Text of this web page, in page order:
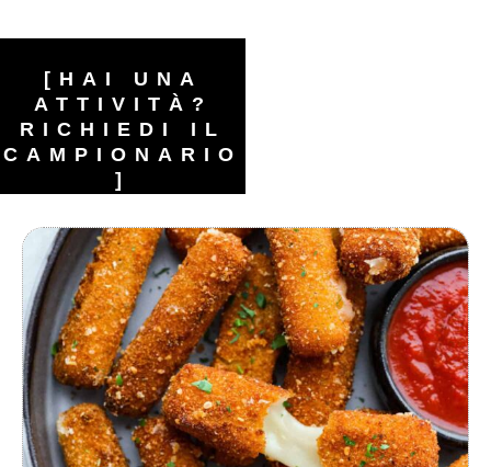
[HAI UNA
ATTIVITÀ?
RICHIEDI IL
CAMPIONARIO
]